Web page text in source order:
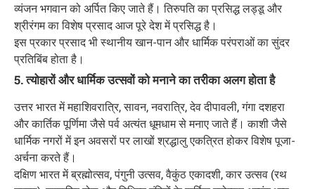
व्यंजन भगवान को अर्पित किए जाते हैं। तिरुपति का प्रसिद्ध लड्डू और
श्रीरंगम का विशेष प्रसाद आज पूरे देश में प्रसिद्ध है।
इस प्रकार प्रसाद भी स्थानीय खान-पान और धार्मिक परंपराओं का सुंदर
प्रतिबिंब होता है।
5. त्योहारों और धार्मिक उत्सवों को मनाने का तरीका अलग होता है
उत्तर भारत में महाशिवरात्रि, सावन, नवरात्रि, देव दीपावली, गंगा दशहरा
और कार्तिक पूर्णिमा जैसे पर्व अत्यंत धूमधाम से मनाए जाते हैं। काशी जैसे
धार्मिक नगरों में इन अवसरों पर लाखों श्रद्धालु एकत्रित होकर विशेष पूजा-
अर्चना करते हैं।
दक्षिण भारत में ब्रह्मोत्सव, पंगुनी उत्सव, वैकुंठ एकादशी, कार उत्सव (रथ